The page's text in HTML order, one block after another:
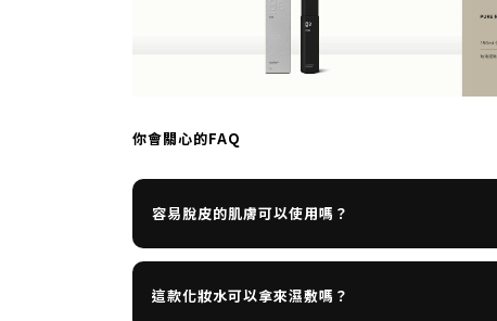
你會關心的FAQ
容易脫皮的肌膚可以使用嗎？
這款化妝水可以拿來濕敷嗎？